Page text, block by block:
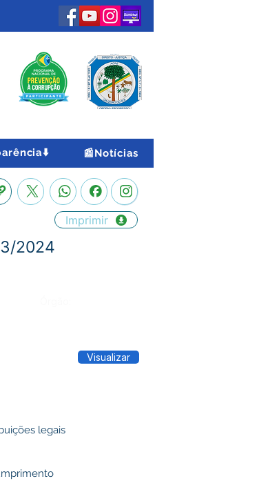
📰Notícias
Imprimir
2024
legais
Visualizar